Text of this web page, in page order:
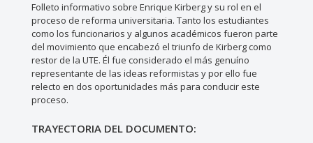
Folleto informativo sobre Enrique Kirberg y su rol en el
proceso de reforma universitaria. Tanto los estudiantes
como los funcionarios y algunos académicos fueron parte
del movimiento que encabezó el triunfo de Kirberg como
restor de la UTE. Él fue considerado el más genuíno
representante de las ideas reformistas y por ello fue
relecto en dos oportunidades más para conducir este
proceso.
TRAYECTORIA DEL DOCUMENTO: